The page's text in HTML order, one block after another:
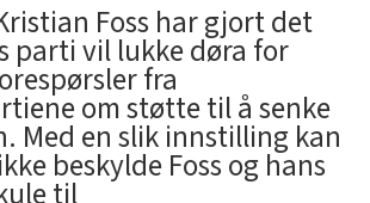
Foss har gjort det
parti vil lukke døra for
fra
om støtte til å senke
Med en slik innstilling kan
beskylde Foss og hans